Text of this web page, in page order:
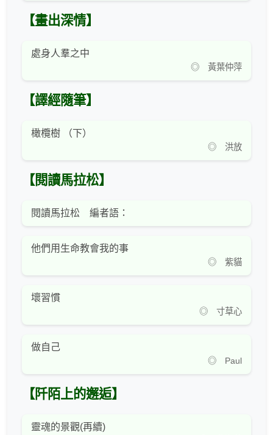
【畫出深情】
處身人羣之中
◎ 黃葉仲萍
【譯經隨筆】
橄欖樹 （下）
◎ 洪放
【閱讀馬拉松】
閱讀馬拉松 編者語：
他們用生命教會我的事
◎ 紫貓
壞習慣
◎ 寸草心
做自己
◎ Paul
【阡陌上的邂逅】
靈魂的景觀(再續)